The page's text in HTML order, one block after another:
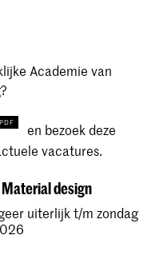
Academie van
en bezoek deze
vacatures.
design
uiterlijk t/m zondag